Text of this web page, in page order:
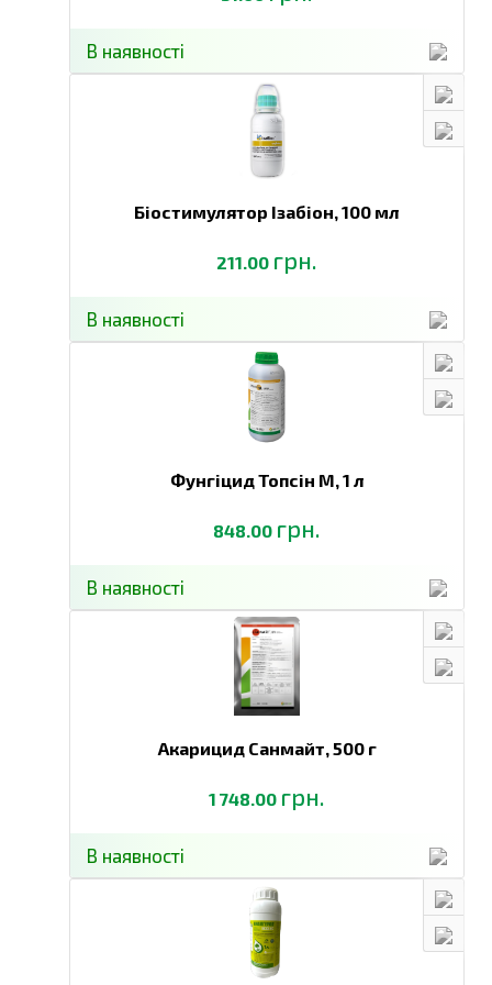
В наявності
Біостимулятор Ізабіон,100 мл
211.00 грн.
В наявності
Фунгіцид Топсін М,1 л
848.00 грн.
В наявності
Акарицид Санмайт,500 г
1 748.00 грн.
В наявності